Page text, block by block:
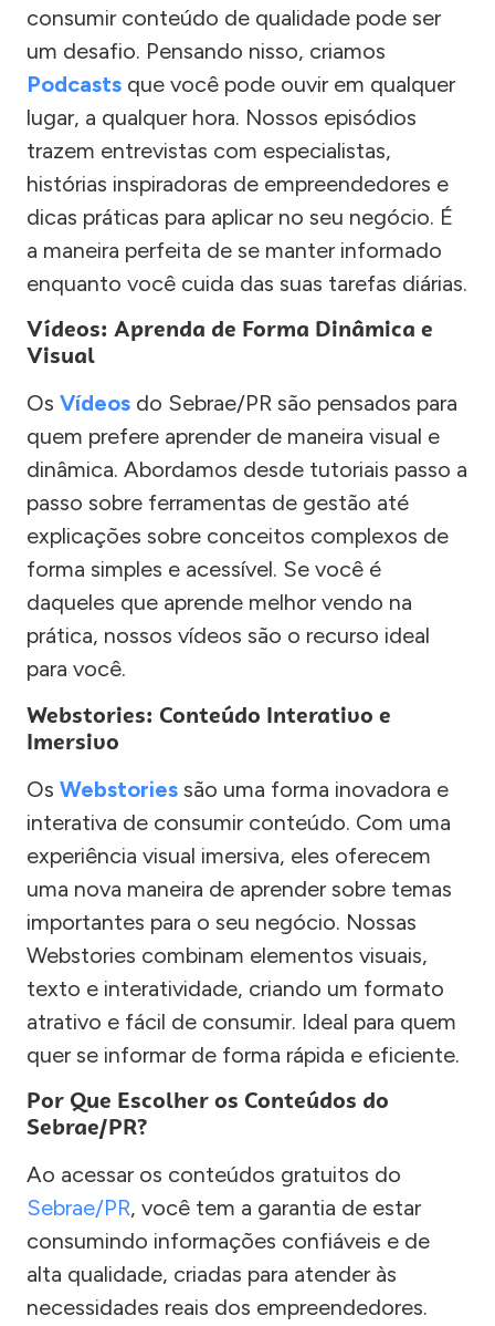
consumir conteúdo de qualidade pode ser
um desafio. Pensando nisso, criamos
Podcasts que você pode ouvir em qualquer
lugar, a qualquer hora. Nossos episódios
trazem entrevistas com especialistas,
histórias inspiradoras de empreendedores e
dicas práticas para aplicar no seu negócio. É
a maneira perfeita de se manter informado
enquanto você cuida das suas tarefas diárias.
Vídeos: Aprenda de Forma Dinâmica e
Visual
Os Vídeos do Sebrae/PR são pensados para
quem prefere aprender de maneira visual e
dinâmica. Abordamos desde tutoriais passo a
passo sobre ferramentas de gestão até
explicações sobre conceitos complexos de
forma simples e acessível. Se você é
daqueles que aprende melhor vendo na
prática, nossos vídeos são o recurso ideal
para você.
Webstories: Conteúdo Interativo e
Imersivo
Os Webstories são uma forma inovadora e
interativa de consumir conteúdo. Com uma
experiência visual imersiva, eles oferecem
uma nova maneira de aprender sobre temas
importantes para o seu negócio. Nossas
Webstories combinam elementos visuais,
texto e interatividade, criando um formato
atrativo e fácil de consumir. Ideal para quem
quer se informar de forma rápida e eficiente.
Por Que Escolher os Conteúdos do
Sebrae/PR?
Ao acessar os conteúdos gratuitos do
Sebrae/PR, você tem a garantia de estar
consumindo informações confiáveis e de
alta qualidade, criadas para atender às
necessidades reais dos empreendedores.